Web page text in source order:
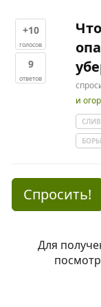
+10
голосов
9
ответов
и
Спросить!
Для